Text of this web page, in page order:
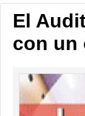
El
con un